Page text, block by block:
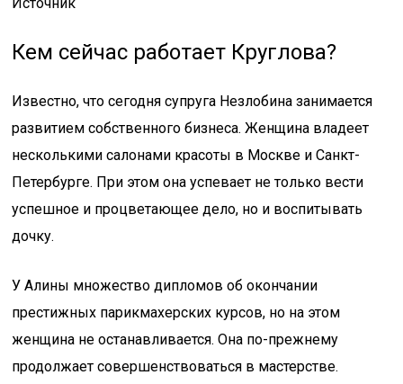
Кем сейчас работает Круглова?
Известно, что сегодня супруга Незлобина занимается
развитием собственного бизнеса. Женщина владеет
несколькими салонами красоты в Москве и Санкт-
Петербурге. При этом она успевает не только вести
успешное и процветающее дело, но и воспитывать
дочку.
У Алины множество дипломов об окончании
престижных парикмахерских курсов, но на этом
женщина не останавливается. Она по-прежнему
продолжает совершенствоваться в мастерстве.